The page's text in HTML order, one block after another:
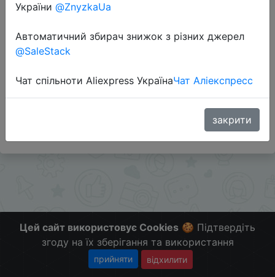
Слідкуйте за знижками на мобільному, в телеграм
Цей сайт використовує Cookies 🍪 Підтвердіть
згоду на їх зберігання та використання
прийняти відхилити
України @ZnyzkaUa
Автоматичний збирач знижок з різних джерел
@SaleStack
Чат спільноти Aliexpress УкраїнаЧат Аліекспресс
закрити